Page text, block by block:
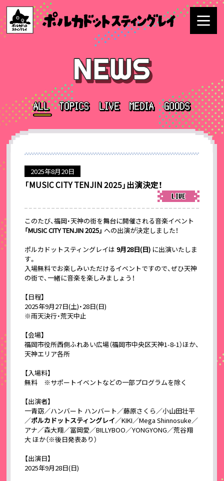
2025年8月20日
「MUSIC CITY TENJIN 2025」出演決定！
このたび、福岡・天神の街を舞台に開催される音楽イベント
「MUSIC CITY TENJIN 2025」 への出演が決定しました！
ポルカドットスティングレイは9月28日(日) に出演いたしま
す。
入場無料でお楽しみいただけるイベントですので、ぜひ天神
の街で、一緒に音楽を楽しみましょう！
【日程】
2025年9月27日(土)・28日(日)
※雨天決行・荒天中止
【会場】
福岡市役所西側ふれあい広場（福岡市中央区天神1-8-1）ほか、
天神エリア各所
【入場料】
無料 ※サポートイベントなどの一部プログラムを除く
【出演者】
一青窈／ハンバート ハンバート／藤原さくら／小山田壮平
／ポルカドットスティングレイ／KIKI／Mega Shinnosuke／
アナ／森大翔／冨岡愛／BILLYBOO／YONGYONG／荒谷翔
大 ほか（※後日発表あり）
【出演日】
2025年9月28日(日)